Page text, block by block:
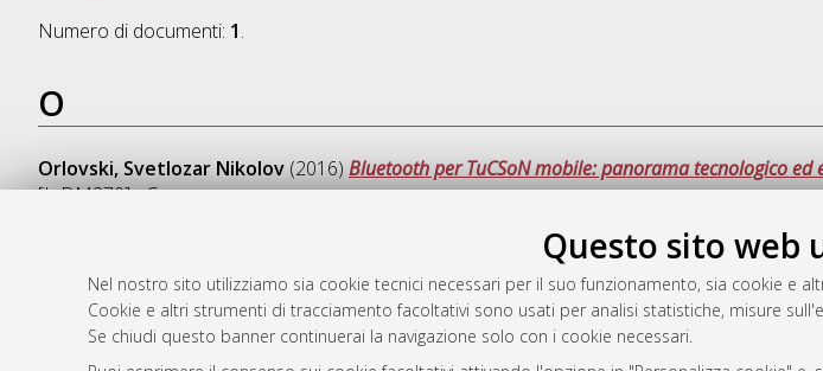
Questo sito web
Nel nostro sito utilizziamo sia cookie tecnici necessari per il suo funzionamento, sia cookie e
Cookie e altri strumenti di tracciamento facoltativi sono usati per analisi statistiche, misure
Se chiudi questo banner continuerai la navigazione solo con i cookie necessari.
Numero di documenti: 1.
O
Orlovski, Svetlozar Nikolov(2016) Bluetooth per TuCSoN mobile: panorama tecnologico ed
[L-DM270] - Cesena
Atom
Rss 1.0
AMS Laurea
Servizio implementato e gestito da